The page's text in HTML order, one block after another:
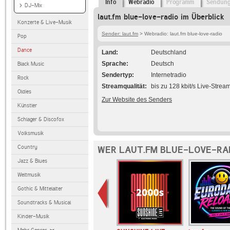
DJ-Mix
Konzerte & Live-Musik
Pop
Dance
Black Music
Rock
Oldies
Künstler
Schlager & Discofox
Volksmusik
Country
Jazz & Blues
Weltmusik
Gothic & Mittelalter
Soundtracks & Musical
Kinder-Musik
Info Webradio Programm
laut.fm blue-love-radio im Überblick
Sender: laut.fm > Webradio: laut.fm blue-love-radio
Land
Deutschland
Sprache
Deutsch
Sendertyp
Internetradio
Streamqualität
bis zu 128 kbit/s Live-
Zur Website des Senders
WER LAUT.FM BLUE-LOVE-